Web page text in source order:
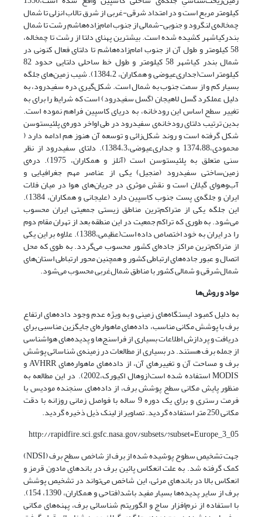
کیلومتر مربع است و در امتداد شرقی-غربی از شرق تالاب ‌انزلی تا شمال
چمخاله‌ی لنگرود و جنوبی-شمالی از جنوب امام‌‌‌زاده‌هاشم رشت تا شمال
بندرکیاشهر کشیده شده است. بیشترین پهنای دلتا از رشت تا چمخاله،
58 کیلومتر و طول آن از جنوب امام‌زاده‌هاشم تا دلتای فعال کنونی در
شمال بندر کیاشهر 58 کیلومتر و طول خط ساحلی دلتایی حدود 82
کیلومتر است(جداری‌عیوضی و همکاران، 1384،2). شیب زمین‌های جلگه
بسیار کم و از سمت جنوب به شمال است. شکل‌گیری دره سفیدرود، به
دلیل عملکرد گسل لاهیجان (گسل سفیدرود) است که شرایط را برای به
تغییر سطح اساس این رودخانه، به دریای کاسپین فراهم نموده است.
بدین ترتیب دلتای رودخانه‌ی سفیدرود در طی اواخر دوره‌ی پلئیستوسن
شکل گرفته است و روند شکل‌زائی و توسعه آن هنوز هم ادامه دارد (
محمودی،1374،88 و جداری‌عیوضی،1384،3). دلتای سفیدرود از نظر
سنی متعلق به پلئیستوسن است (آنلز ‌و‌ همکاران، 1975). دره‌ی
زمین‌ساختی سفیدرود (منجیل) یکی از عناصر مهم جغرافیایی و
آب‌و‌هوای گیلان است و نقش موثری در جریان‌های هوا در میان فلات
ایران و جلگه‌ی پست جنوب کاسپین دارد (علیجانی ‌و‌ همکاران،‌ 1384).
این جلگه یکی از متراکم‌ترین مناطق زیستی جمعیتی ایران محسوب
می‌شود. به طوری که تراکم جمعیت در این منطقه بعد از تهران مقام دوم
را در ایران به خود اختصاص داده است(عظیمی،1388). علاوه بر این یکی
از متراکم‌ترین مراکز جاده‌ای کشور محسوب می‌گردد. به طوی که محل
اتصال و عبور جاده‌های ارتباطی کشور و همچنین محور ارتباطی استان‌های
شمال‌شرقی و شمالی کشور با مناطق شمال‌غربی محسوب می‌شود.
مواد و روش‌ها
به دلیل کمبود ایستگاه‌های زمینی و به ویژه عدم وجود داده‌های ارتفاع
برف با پوشش مکانی مناسب‌، داده‌های ماهواره‌ای جایگزین مناسبی برای
دریافت و پردازش اطلاعات بسیاری از فراسنج‌ها و پدیده‌های هواشناسی
از جمله برف هستند. در بسیاری از مطالعات در زمینه‌ی شناسائی پوشش
برف و مساحت آن و تغییرهای آن، از داده‌های ماهواره‌های AVHRR و
MODIS استفاده شده است(زوهال اکیورک،2002). در این مطالعه به
منظور پایش مکانی سطح پوشش برف، ‌از داده‌های سنجنده مودیس با
فرمت رستری و برای یک دوره 9 ساله با فواصل زمانی روزانه با دقت
مکانی 250 متر استفاده گردید. تصاویر از لینک ذیل ذخیره گردید.
http://rapidfire.sci.gsfc.nasa.gov/subsets/?subset=Europe_3_05
جهت تشخیص سطوح پوشیده شده از برف از شاخص سطح برف (NDSI)
کمک گرفته شد. به علت انعکاس پائین برف در باندهای مادون قرمز و
انعکاس بالا در باندهای مرئی، این شاخص می‌تواند در تشخیص پوشش
برف از سایر پدیده‌ها بسیار مفید باشد(فتاحی و همکاران، 1390، 154).
با استفاده از نرم‌افزار ساج و ‌الگوریتم شناسائی برف، پهنه‌های مکانی